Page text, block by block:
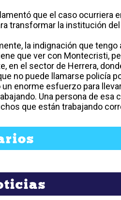
que el caso ocurriera
transformar la institución
la indignación que
que ver con Montecristi,
en el sector de Herrera,
no puede llamarse policía
enorme esfuerzo para
Una persona de esa
que están trabajando